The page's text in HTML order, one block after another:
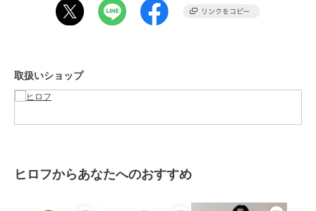
お買い物やカフェなどのリラックスタイムはもちろん、ご友人とのお
食事など幅広いシーンでご使用いただけます。
牛革、クロームなめし、シュリンク型押し。
一枚でも伸びにくく、リッチな厚みが特徴の牛革を採用しています。
とお手入れについての表示がございますのでよくお読みください。
取扱いショップ
ヒロフからあなたへのおすすめ